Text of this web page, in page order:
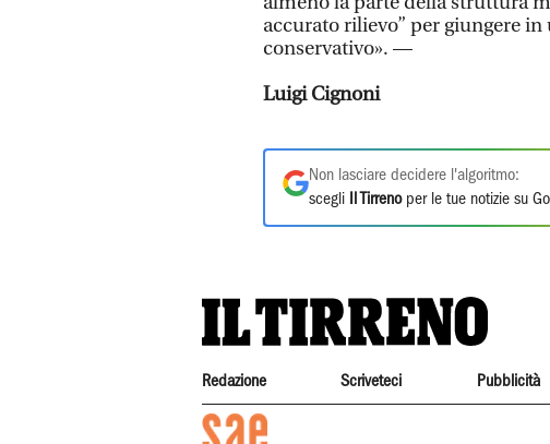
accurato rilievo” per giungere
conservativo». —
Luigi Cignoni
Non lasciare decidere l'algoritmo:
scegli
Il Tirrenoper le tue notizie su
Redazione Scriveteci Pubblicità